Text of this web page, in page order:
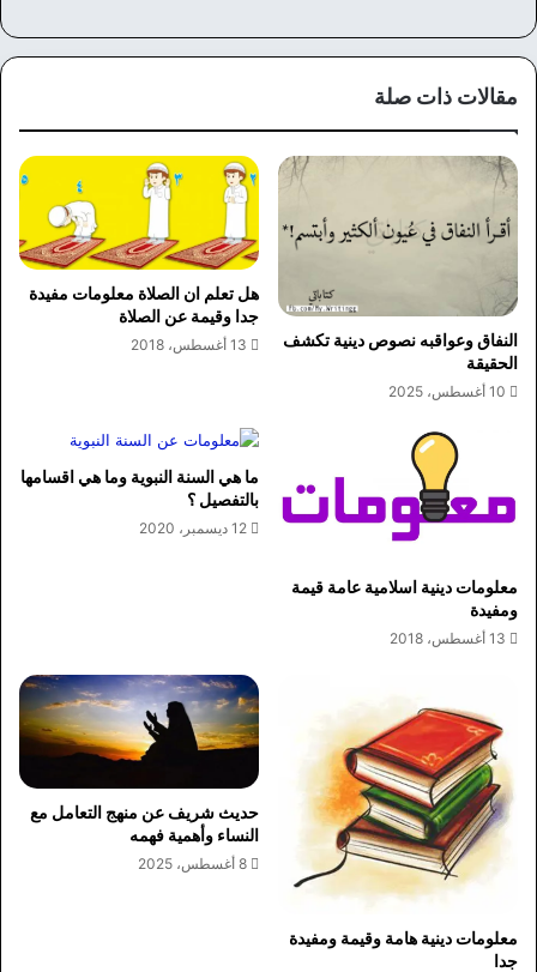
مقالات ذات صلة
النفاق وعواقبه نصوص دينية تكشف
الحقيقة
10 أغسطس، 2025
هل تعلم ان الصلاة معلومات مفيدة
جدا وقيمة عن الصلاة
13 أغسطس، 2018
معلومات دينية اسلامية عامة قيمة
ومفيدة
13 أغسطس، 2018
ما هي السنة النبوية وما هي اقسامها
بالتفصيل ؟
12 ديسمبر، 2020
معلومات دينية هامة وقيمة ومفيدة
جدا
حديث شريف عن منهج التعامل مع
النساء وأهمية فهمه
8 أغسطس، 2025